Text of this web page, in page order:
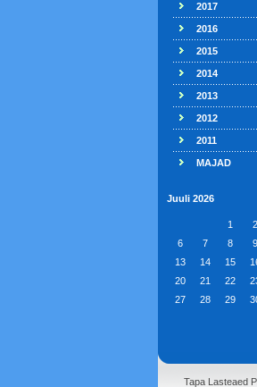
2017
2016
2015
2014
2013
2012
2011
MAJAD
Juuli 2026
1 2
6
7 8 9
13
14 15
20
21 22
27
28 29
Tapa Lasteaed